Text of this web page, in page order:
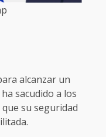
alcanzar un
sacudido a los
su seguridad